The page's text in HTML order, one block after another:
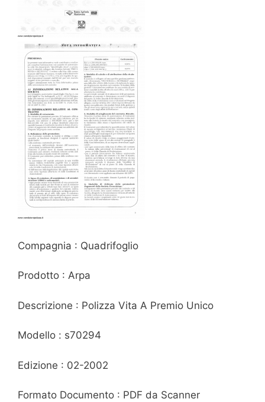
Compagnia : Quadrifoglio
Prodotto : Arpa
Descrizione : Polizza Vita A Premio Unico
Modello : s70294
Edizione : 02-2002
Formato Documento : PDF da Scanner